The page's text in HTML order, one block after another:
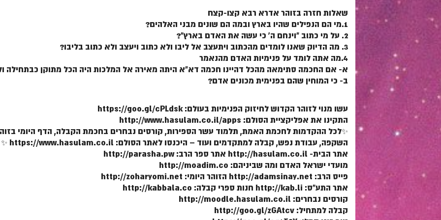
שאלות חזרה בזוהר אדרא רבא קצו-קצח
1.מי הם הנפילים שהיו בארץ ובמה הם שונים מבני האלהים?
2. על מי כתוב "וינחם ה' כי עשה את האדם בארץ"?
3. מה הדיוק שאנו לומדים מהכתוב ויתעצב אל ליבו ולא כתוב ויעצב ולא כתוב בליבו?
4.מה אתה לומד על פנימיות האדם מהנאמר
א- אם החכמה סתימאה מהכל דהיינו חכמה דא"א היתה מאירה אל המלכות היה הכל מתוקן כבתחילה
ב- כי המוחין שהם בפנימית מכונים אדם?
עשו מנוי לזוהר הקדוש לחיזוק הפנימיות בעולם: https://goo.gl/cPLdsk
התקינו את אפליקציית הסולם: http://www.hasulam.co.il/apps
✨לכל ההקדמות לחכמת האמת, תלמוד עשר הספירות, קורסים נבחרים בחכמת הקבלה, הדף היומי
השקפה, עבודת נפש, קבלה למתקדמים ועוד – היכנסו לאתר הסולם: https://www.hasulam.co.il ✨
אתר הבית- http://hasulam.co.il אתר ספר הרב: http://parasha.pw
מועדי ישראל האדם ומה שביניהם: http://moadim.co
פייס הרב: http://adamsinay.net הזוהר היומי: http://zoharyomi.net
אתר התע"ס: http://kab.li חנות ספרי קבלה: http://kabbala.co
קורסים נבחרים: http://moodle.hasulam.co.il
קבלה למתחיל: http://goo.gl/zGAtcv